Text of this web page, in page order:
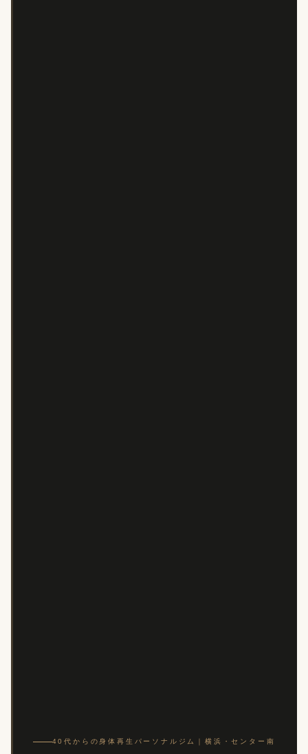
40代からの身体再生パーソナルジム｜横浜・センター南